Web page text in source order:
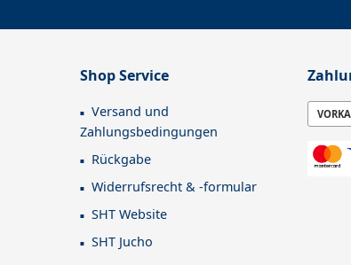
Shop Service
Versand und
Zahlungsbedingungen
Rückgabe
Widerrufsrecht & -formular
SHT Website
SHT Jucho